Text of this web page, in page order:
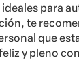
para
te
que
y pleno